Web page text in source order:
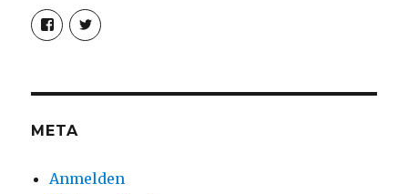
Profil
von
christoph.fleischer1
anzeigen
Profil
von
anzeigen
META
Anmelden